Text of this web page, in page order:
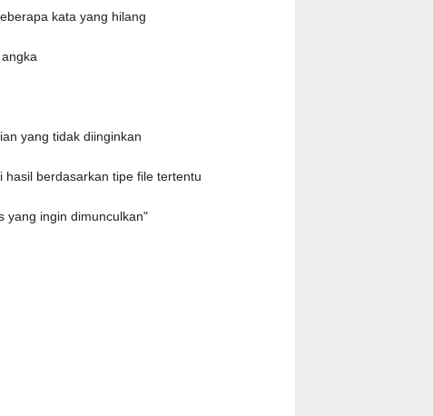
kata yang hilang
yang tidak diinginkan
berdasarkan tipe file tertentu
yang ingin dimunculkan"